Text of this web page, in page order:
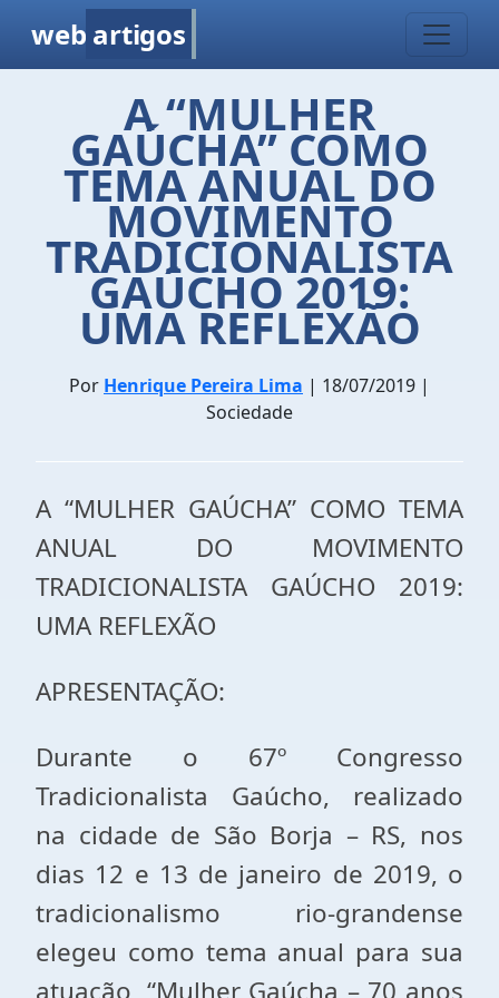
web artigos
A “MULHER
GAÚCHA” COMO
TEMA ANUAL DO
MOVIMENTO
TRADICIONALISTA
GAÚCHO 2019:
UMA REFLEXÃO
Por Henrique Pereira Lima | 18/07/2019 |
Sociedade
A “MULHER GAÚCHA” COMO TEMA
ANUAL DO MOVIMENTO
TRADICIONALISTA GAÚCHO 2019:
UMA REFLEXÃO
APRESENTAÇÃO:
Durante o 67º Congresso
Tradicionalista Gaúcho, realizado
na cidade de São Borja – RS, nos
dias 12 e 13 de janeiro de 2019, o
tradicionalismo rio-grandense
elegeu como tema anual para sua
atuação, “Mulher Gaúcha – 70 anos